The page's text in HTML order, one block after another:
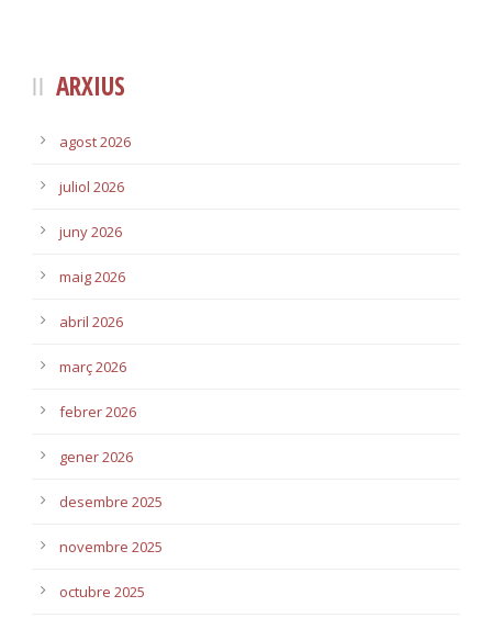
ARXIUS
agost 2026
juliol 2026
juny 2026
maig 2026
abril 2026
març 2026
febrer 2026
gener 2026
desembre 2025
novembre 2025
octubre 2025